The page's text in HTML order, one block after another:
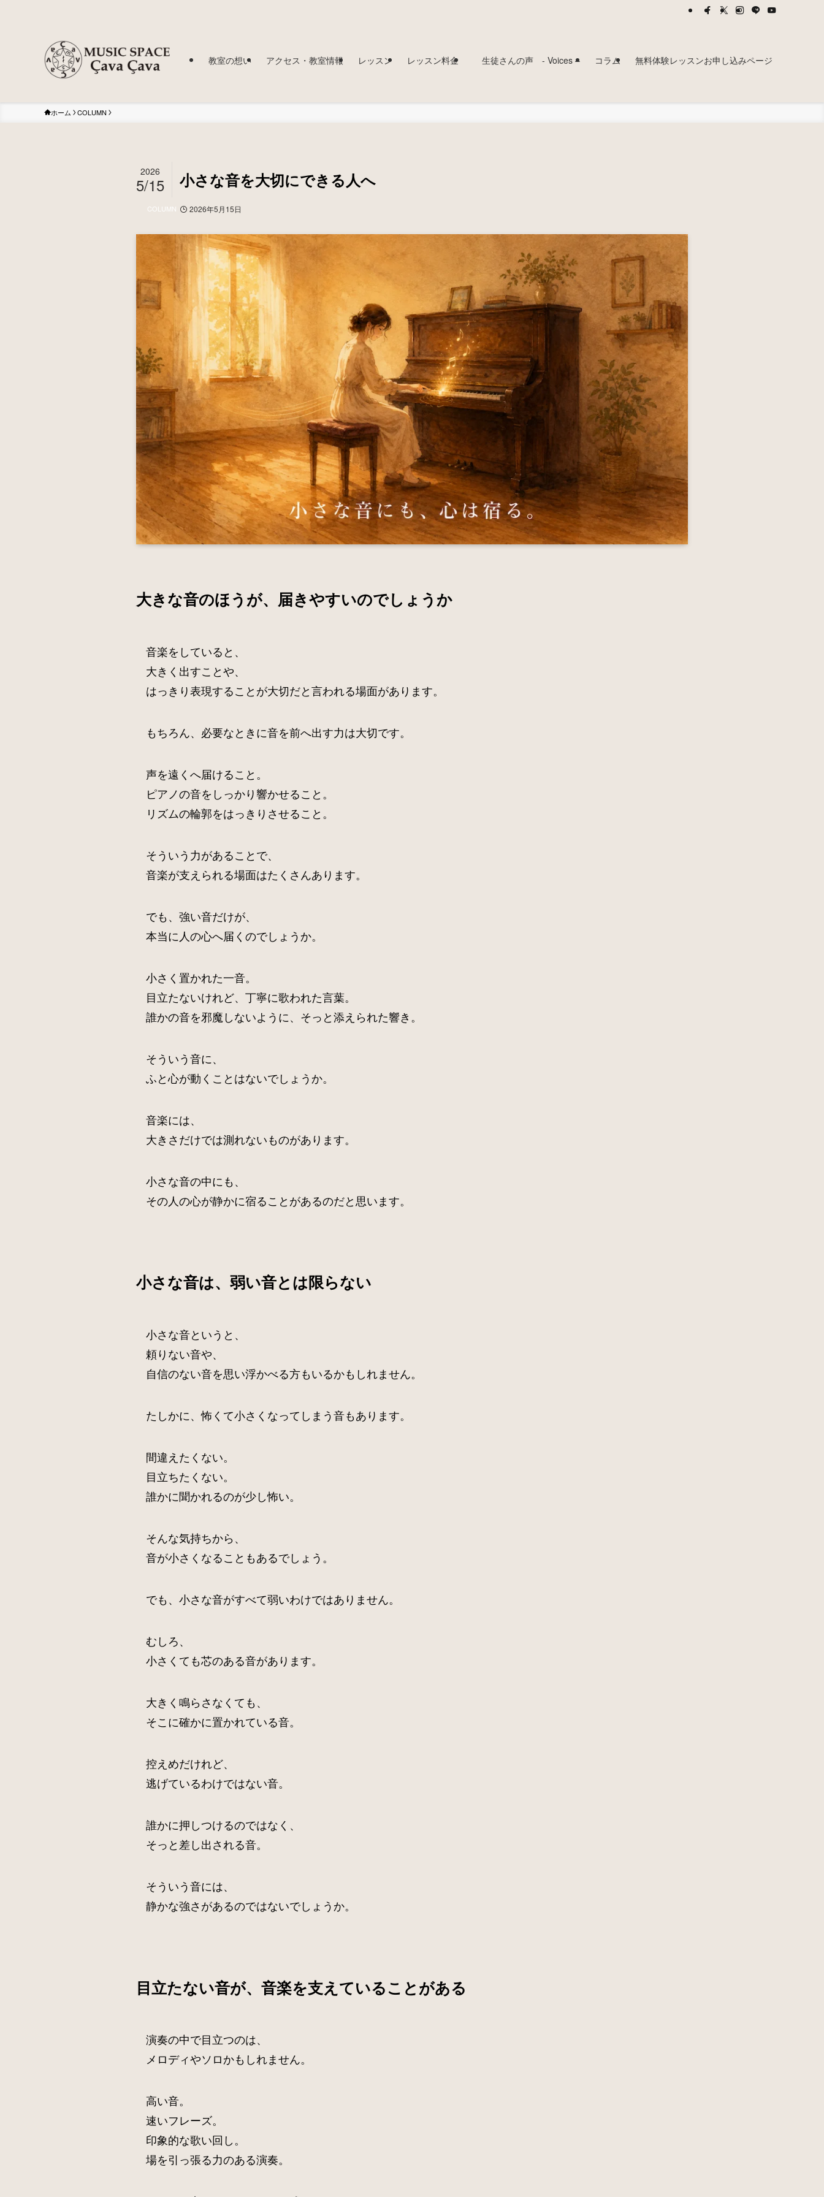
教室の想い アクセス・教室情報 レッスン レッスン料金 生徒さんの声 - Voices – コラム 無料体験レッスンお申し込みページ
ホーム COLUMN
小さな音を大切にできる人へ
2026
5/15
COLUMN 2026年5月15日
大きな音のほうが、届きやすいのでしょうか
音楽をしていると、
大きく出すことや、
はっきり表現することが大切だと言われる場面があります。
もちろん、必要なときに音を前へ出す力は大切です。
声を遠くへ届けること。
ピアノの音をしっかり響かせること。
リズムの輪郭をはっきりさせること。
そういう力があることで、
音楽が支えられる場面はたくさんあります。
でも、強い音だけが、
本当に人の心へ届くのでしょうか。
小さく置かれた一音。
目立たないけれど、丁寧に歌われた言葉。
誰かの音を邪魔しないように、そっと添えられた響き。
そういう音に、
ふと心が動くことはないでしょうか。
音楽には、
大きさだけでは測れないものがあります。
小さな音の中にも、
その人の心が静かに宿ることがあるのだと思います。
小さな音は、弱い音とは限らない
小さな音というと、
頼りない音や、
自信のない音を思い浮かべる方もいるかもしれません。
たしかに、怖くて小さくなってしまう音もあります。
間違えたくない。
目立ちたくない。
誰かに聞かれるのが少し怖い。
そんな気持ちから、
音が小さくなることもあるでしょう。
でも、小さな音がすべて弱いわけではありません。
むしろ、
小さくても芯のある音があります。
大きく鳴らさなくても、
そこに確かに置かれている音。
控えめだけれど、
逃げているわけではない音。
誰かに押しつけるのではなく、
そっと差し出される音。
そういう音には、
静かな強さがあるのではないでしょうか。
目立たない音が、音楽を支えていることがある
演奏の中で目立つのは、
メロディやソロかもしれません。
高い音。
速いフレーズ。
印象的な歌い回し。
場を引っ張る力のある演奏。